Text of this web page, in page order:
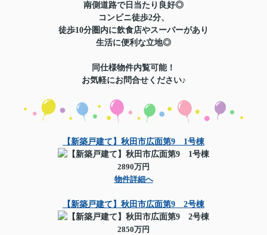
南側道路で日当たり良好◎
コンビニ徒歩2分、
徒歩10分圏内に飲食店やスーパーがあり
生活に便利な立地◎
同仕様物件内覧可能！
お気軽にお問合せください♪
【新築戸建て】秋田市広面第9 1号棟
2890万円
物件詳細へ
【新築戸建て】秋田市広面第9 2号棟
2850万円